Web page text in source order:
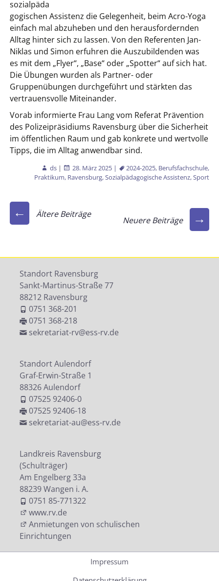
sozialpäda
gogischen Assistenz die Gelegenheit, beim Acro-Yoga
einfach mal abzuheben und den herausfordernden
Alltag hinter sich zu lassen. Von den Referenten Jan-
Niklas und Simon erfuhren die Auszubildenden was
es mit dem „Flyer“, „Base“ oder „Spotter“ auf sich hat.
Die Übungen wurden als Partner- oder
Gruppenübungen durchgeführt und stärkten das
vertrauensvolle Miteinander.
Vorab informierte Frau Lang vom Referat Prävention
des Polizeipräsidiums Ravensburg über die Sicherheit
im öffentlichen Raum und gab konkrete und wertvolle
Tipps, die im Alltag anwendbar sind.
ds | 28. März 2025 | 2024-2025, Berufsfachschule,
Praktikum, Ravensburg,Sozialpädagogische Assistenz,Sport
Beitragsnavigation
← Ältere Beiträge
Neuere Beiträge →
Standort Ravensburg
Sankt-Martinus-Straße 77
88212 Ravensburg
0751 368-201
0751 368-218
sekretariat-rv@ess-rv.de
Standort Aulendorf
Graf-Erwin-Straße 1
88326 Aulendorf
07525 92406-0
07525 92406-18
sekretariat-au@ess-rv.de
Landkreis Ravensburg
(Schulträger)
Am Engelberg 33a
88239 Wangen i. A.
0751 85-771322
www.rv.de
Anmietungen von schulischen
Einrichtungen
Impressum